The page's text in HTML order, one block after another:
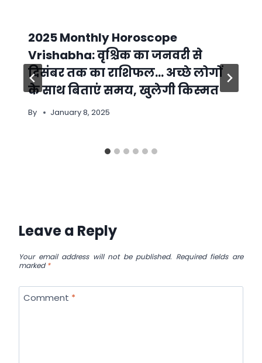
2025 Monthly Horoscope
Vrishabha: वृश्चिक का जनवरी से
दिसंबर तक का राशिफल… अच्छे लोगों
के साथ बिताएं समय, खुलेगी किस्मत
By January 8, 2025
Leave a Reply
Your email address will not be published. Required fields are
marked*
Comment *